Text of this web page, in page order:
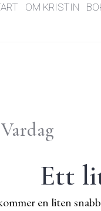
OM KRISTIN
Vardag
Ett
en liten